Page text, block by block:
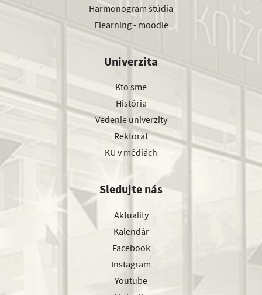
Harmonogram štúdia
Elearning - moodle
Univerzita
Kto sme
História
Vedenie univerzity
Rektorát
KU v médiách
Sledujte nás
Aktuality
Kalendár
Facebook
Instagram
Youtube